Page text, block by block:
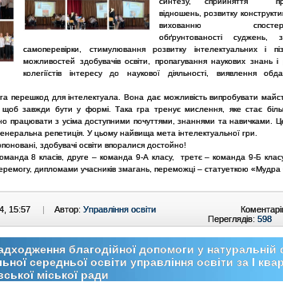
відношень, розвитку
вихованню
обґрунтованості суджень,
самоперевірки, стимулювання розвитку інтелектуальних і
можливостей здобувачів освіти, пропагування наукових знань і
колегіїстів інтересу до наукової діяльності, виявлення
перешкод для інтелектуала. Вона дає можливість випробувати
щоб завжди бути у формі. Така гра тренує мислення, яке стає
працювати з усіма доступними почуттями, знаннями та навичками.
репетиція. У цьому найвища мета інтелектуальної гри.
здобувачі освіти впоралися достойно!
8 класів, друге – команда 9-А класу, третє – команда 9-Б
дипломами учасників змагань, переможці – статуеткою «Мудра
15:57 | Автор: Управління освіти
Переглядів: 598
благодійної допомоги у натуральній
середньої освіти управління освіти за І
міської ради